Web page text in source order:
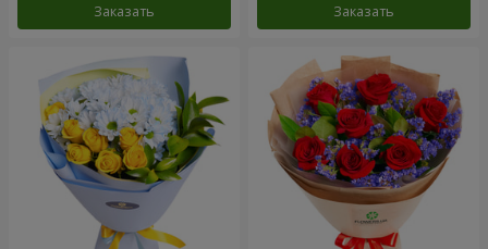
Заказать Заказать